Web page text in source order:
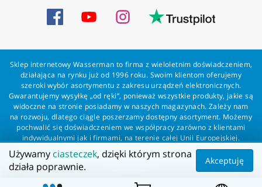
Sklep internetowy Wasserman to firma z wieloletnim doświadczeniem,
działająca na rynku już od 1996 roku. Swoim klientom oferujemy
szeroki wybór asortymentu z zakresu urządzeń elektronicznych.
Gwarantujemy wysyłkę „od ręki”, ponieważ wszystkie produkty, jakie są
widoczne na stronie posiadamy w naszych magazynach. Zależy nam
na rozwoju, dlatego ciągle poszerzamy dostępny asortyment. Możemy
pochwalić się doświadczeniem we współpracy zarówno z klientami
indywidualnymi jak i firmami, na terenie całej Unii Europejskiej.
Zapewniamy profesjonalną obsługę każdego klienta oraz szybką i
bezproblemową realizację zamówień. Wasserman - wszystko dla
Używamy ciasteczek, dzięki którym strona
działa poprawnie.
Akceptuję